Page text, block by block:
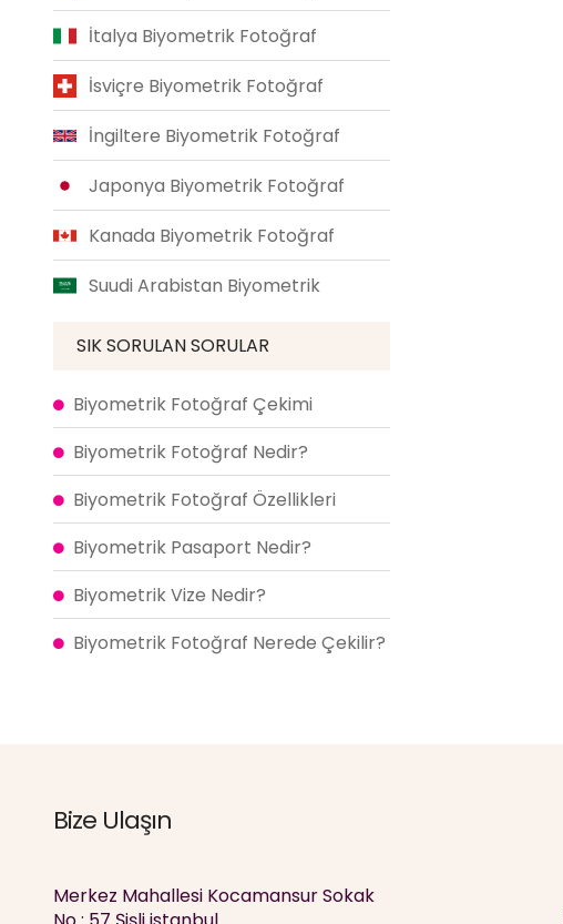
İtalya Biyometrik Fotoğraf
İsviçre Biyometrik Fotoğraf
İngiltere Biyometrik Fotoğraf
Japonya Biyometrik Fotoğraf
Kanada Biyometrik Fotoğraf
Suudi Arabistan Biyometrik
SIK SORULAN SORULAR
Biyometrik Fotoğraf Çekimi
Biyometrik Fotoğraf Nedir?
Biyometrik Fotoğraf Özellikleri
Biyometrik Pasaport Nedir?
Biyometrik Vize Nedir?
Biyometrik Fotoğraf Nerede Çekilir?
Bize Ulaşın
Merkez Mahallesi Kocamansur Sokak